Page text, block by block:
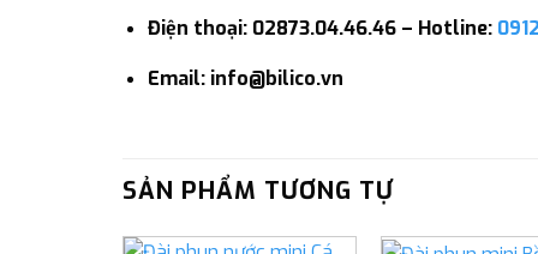
Điện thoại: 02873.04.46.46 – Hotline:
Email: info@bilico.vn
SẢN PHẨM TƯƠNG TỰ